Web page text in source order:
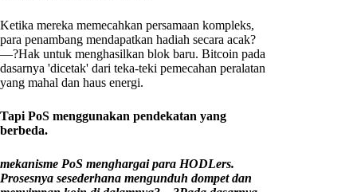
Ketika mereka memecahkan persamaan kompleks,
para penambang mendapatkan hadiah secara acak?
—?Hak untuk menghasilkan blok baru. Bitcoin pada
dasarnya 'dicetak' dari teka-teki pemecahan peralatan
yang mahal dan haus energi.
Tapi PoS menggunakan pendekatan yang
berbeda.
mekanisme PoS menghargai para HODLers.
Prosesnya sesederhana mengunduh dompet dan